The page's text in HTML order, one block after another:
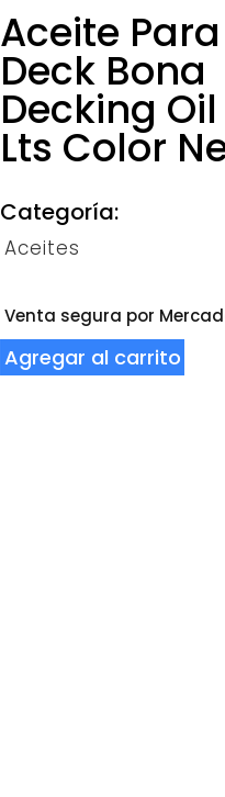
Aceite Para
Deck Bona
Decking Oil
Lts Color
Categoría:
Aceites
Venta segura por
Agregar al carrito